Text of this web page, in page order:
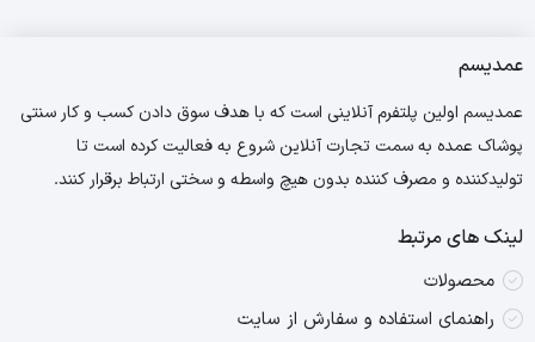
عمدیسم
عمدیسم اولین پلتفرم آنلاینی است که با هدف سوق دادن کسب و کار سنتی
پوشاک عمده به سمت تجارت آنلاین شروع به فعالیت کرده است تا
تولیدکننده و مصرف کننده بدون هیچ واسطه و سختی ارتباط برقرار کنند.
لینک های مرتبط
محصولات
راهنمای استفاده و سفارش از سایت